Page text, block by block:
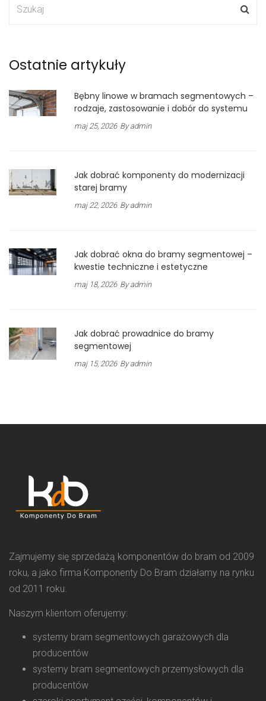
Ostatnie artykuły
Bębny linowe w bramach segmentowych –
rodzaje, zastosowanie i dobór do systemu
maj 25, 2026 By admin
Jak dobrać komponenty do modernizacji
starej bramy
maj 22, 2026 By admin
Jak dobrać okna do bramy segmentowej –
kwestie techniczne i estetyczne
maj 18, 2026 By admin
Jak dobrać prowadnice do bramy
segmentowej
maj 15, 2026 By admin
Zajmujemy się sprzedażą komponentów do bram od 2009
roku, a jako firma Komponenty Do Bram działamy na rynku
od 2011 roku.
Naszym klientom oferujemy:
systemy bram segmentowych garażowych dla
producentów
systemy bram segmentowych przemysłowych dla
producentów